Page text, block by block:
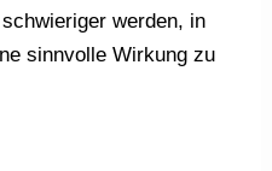
werden, in
sinnvolle Wirkung zu